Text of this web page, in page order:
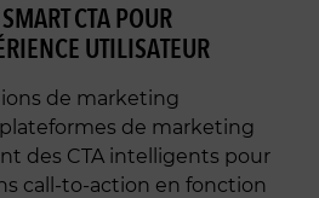
CTA POUR
UTILISATEUR
de marketing
de marketing
des CTA intelligents pour
call-to-action en fonction